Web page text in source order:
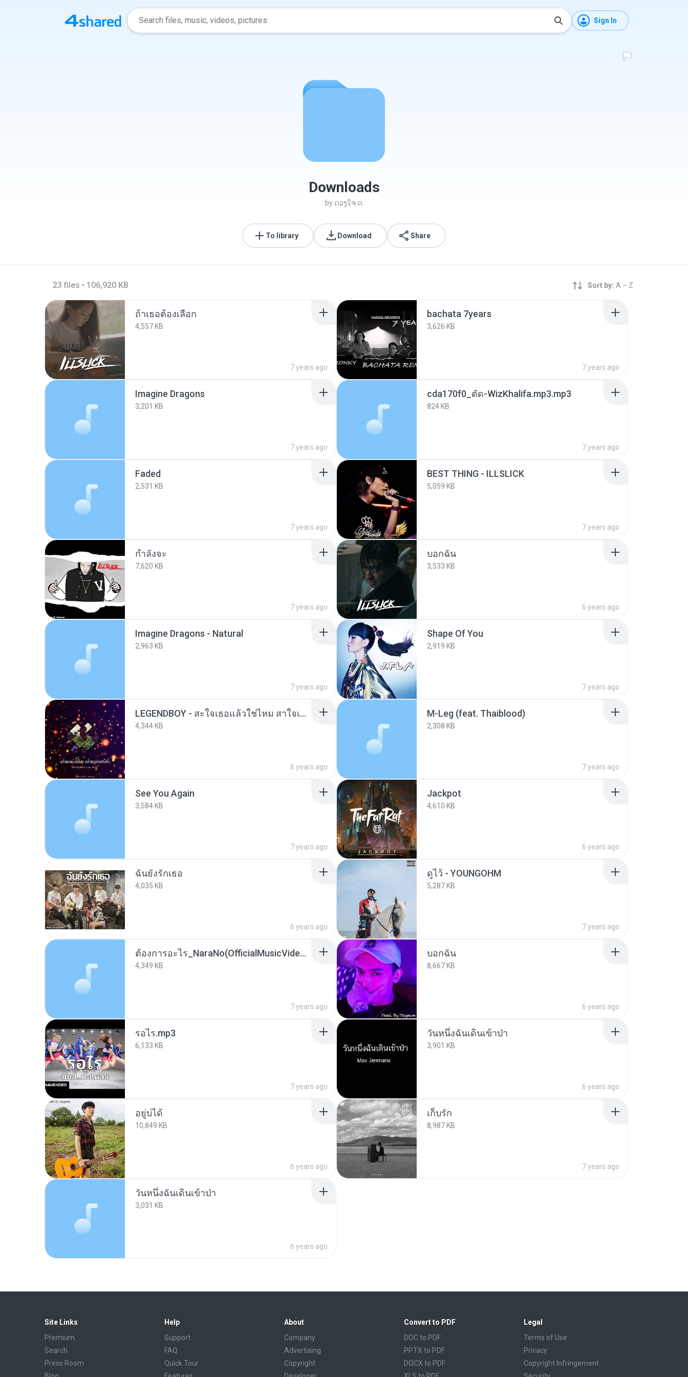
Sign In
Downloads
by ດວງໃຈ ດ.
To library Download Share
23 files • 106,920 KB Sort by: A – Z
ถ้าเธอต้องเลือก
4,557 KB
7 years ago
bachata 7years
3,626 KB
7 years ago
Imagine Dragons
3,201 KB
7 years ago
cda170f0_ตัด-WizKhalifa.mp3.mp3
824 KB
7 years ago
Faded
2,531 KB
7 years ago
BEST THING - ILLSLICK
5,059 KB
7 years ago
กำลังจะ
7,620 KB
7 years ago
บอกฉัน
3,533 KB
6 years ago
Imagine Dragons - Natural
2,963 KB
7 years ago
Shape Of You
2,919 KB
7 years ago
LEGENDBOY - สะใจเธอแล้วใช่ไหม สาใจเธอพอหรือยัง fea
4,344 KB
6 years ago
M-Leg (feat. Thaiblood)
2,308 KB
7 years ago
See You Again
3,584 KB
7 years ago
Jackpot
4,610 KB
6 years ago
ฉันยังรักเธอ
4,035 KB
6 years ago
ดูไว้ - YOUNGOHM
5,287 KB
7 years ago
ต้องการอะไร_NaraNo(OfficialMusicVideo).mp3
4,349 KB
7 years ago
บอกฉัน
8,667 KB
6 years ago
รอไร.mp3
6,133 KB
7 years ago
วันหนึ่งฉันเดินเข้าป่า
3,901 KB
6 years ago
อยู่บ่ได้
10,849 KB
6 years ago
เก็บรัก
8,987 KB
7 years ago
วันหนึ่งฉันเดินเข้าป่า
3,031 KB
6 years ago
Site Links
Premium
Search
Press Room
Help
Support
FAQ
Quick Tour
About
Company
Advertising
Copyright
Convert to PDF
DOC to PDF
PPTX to PDF
DOCX to PDF
Legal
Terms of Use
Privacy
Copyright Infringement